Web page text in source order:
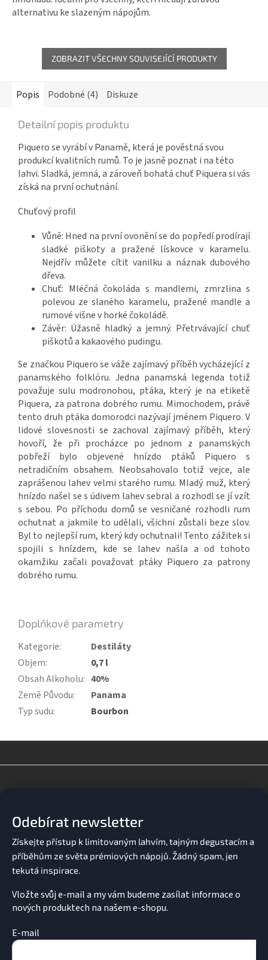
alternativu ke slazeným nápojům.
ZOBRAZIT VŠECHNY SOUVISEJÍCÍ PRODUKTY
Popis Podobné (4) Diskuze
Detailní popis produktu
Piquero se vyrábí v Panamě, která je pověstná svou
produkcí kvalitních rumů. To je jasně poznat i na této
lahvi. Sladká, jemná, a zároveň bohatá chuť Piquera si vás
získá na první ochutnání.
Chuťový profil
Vůně: Hned na první ovonění se do popředí prodírají
sladké piškoty a pražené lískovce v karamelu.
Nejdřív můžete cítit vanilku a náznak dubového
dřeva.
Chuť: Mléčná čokoláda s mandlemi, zmrzlina s
polevou ze slaného karamelu, pražené mandle a
rumové višne v horké čokoládě.
Závěr: Úžasně hladký a jemný. Přetrvávající chuť
piškotů a kakaového pudingu.
Se značkou Piquero se váže zajímavý příběh vycházející z
panamského folklóru. Jedna panamská legenda totiž
považuje sulu modronohou, ptáka, který je na etiketě
Piquera, za patrona dobrého rumu. Mimochodem, právě
tento druh ptáka domorodci nazývají jménem Piquero. V
lidové slovesnosti se zachoval zajímavý příběh, který
hovoří, že při procházce po jednom z panamských
pobřeží bylo objevené hnízdo ptáků Piquero s
netradičním obsahem. Neobsahovalo totiž vejce, ale
zaprášenou lahev velmi starého rumu. Mladý muž, který
hnízdo našel se s údivem lahev sebral a rozhodl se jí vzít
s sebou. Po příchodu domů se vesničané rozhodli rum
ochutnat a jakmile to udělali, všichni zůstali beze slov.
Byl to nejlepší rum, který kdy ochutnali! Tento zážitek si
spojili s hnízdem, kde se lahev našla a od tohoto
okamžiku začali považovat ptáky Piquero za patrony
dobrého rumu.
Doplňkové parametry
Kategorie:
Destiláty
Objem:
0,7 l
Obsah Alkoholu: 40%
Země Původu:
Panama
Typ sudu: Bourbon
Odebírat newsletter
Vložte svůj e-mail a my vám budeme zasílat informace o
nových produktech na našem e-shopu.
E-mail